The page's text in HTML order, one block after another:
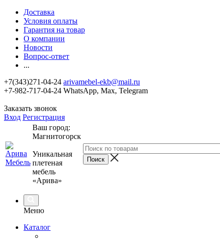
Доставка
Условия оплаты
Гарантия на товар
О компании
Новости
Вопрос-ответ
...
+7(343)271-04-24 arivamebel-ekb@mail.ru
+7-982-717-04-24 WhatsApp, Max, Telegram
Заказать звонок
Вход Регистрация
Ваш город:
Магнитогорск
Уникальная
плетеная
мебель
«Арива»
Меню
Каталог